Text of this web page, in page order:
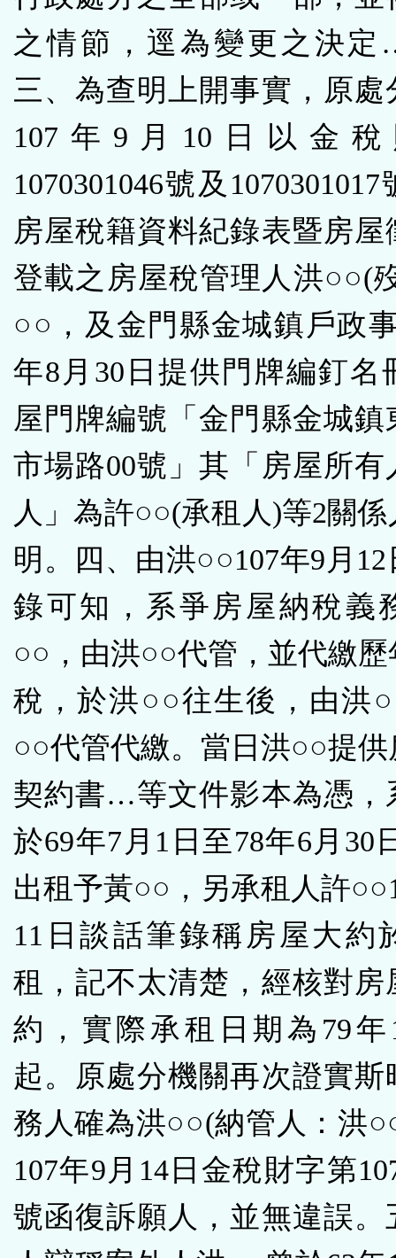
之情節，逕為變更之決
三、為查明上開事實，原處
107年9月10日以金
1070301046號及
房屋稅籍資料紀錄表暨房屋
登載之房屋稅管理人洪○○(
○○，及金門縣金城鎮戶政
年8月30日提供門牌編釘名
屋門牌編號「金門縣金城鎮
市場路00號」其「房屋所有
人」為許○○(承租人)等2關
明。四、由洪○○107年9月
錄可知，系爭房屋納稅義
○○，由洪○○代管，並代繳歷
稅，於洪○○往生後，由洪
○○代管代繳。當日洪○○提供
契約書…等文件影本為憑，
於69年7月1日至78年6月30
出租予黃○○，另承租人許
11日談話筆錄稱房屋大約
租，記不太清楚，經核對房
約，實際承租日期為79年
起。原處分機關再次證實斯
務人確為洪○○(納管人：洪
107年9月14日金稅財字第
號函復訴願人，並無違誤。